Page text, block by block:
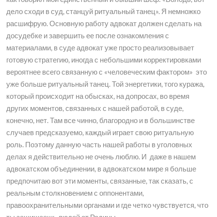
дело сходи в суд, станцуй ритуальный танец». Я немножко
расшифрую. Основную работу адвокат должен сделать на
досудебке и завершить ее после ознакомления с
материалами, в суде адвокат уже просто реализовывает
готовую стратегию, иногда с небольшими корректировками
вероятнее всего связанную с «человеческим фактором» это
уже больше ритуальный танец. Той энергетики, того куража,
который происходит на обысках, на допросах, во время
других моментов, связанных с нашей работой, в суде,
конечно, нет. Там все чинно, благородно и в большинстве
случаев предсказуемо, каждый играет свою ритуальную
роль. Поэтому данную часть нашей работы в уголовных
делах я действительно не очень люблю. И даже в нашем
адвокатском объединении, в адвокатском мире я больше
предпочитаю вот эти моменты, связанные, так сказать, с
реальным столкновением с оппонентами,
правоохранительными органами и где четко чувствуется, что